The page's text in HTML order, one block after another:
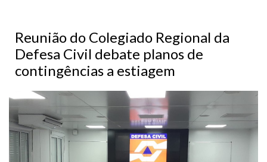
Reunião do Colegiado Regional da
Defesa Civil debate planos de
contingências a estiagem